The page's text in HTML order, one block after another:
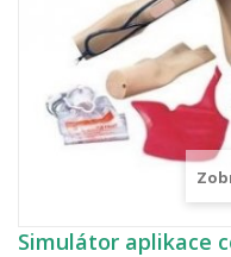
Simulátor aplikace